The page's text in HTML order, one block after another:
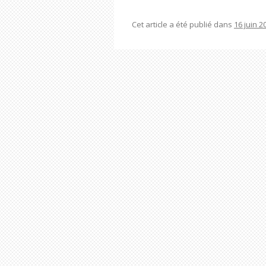
Cet article a été publié dans 16 juin